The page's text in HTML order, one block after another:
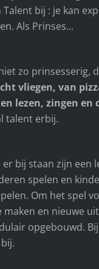
bij : je kan
Als Prinses...
zo prinsesserig,
vliegen, van
lezen, zingen en
talent erbij.
bij staan zijn een
spelen en
Om het spel
maken en nieuwe
opgebouwd.